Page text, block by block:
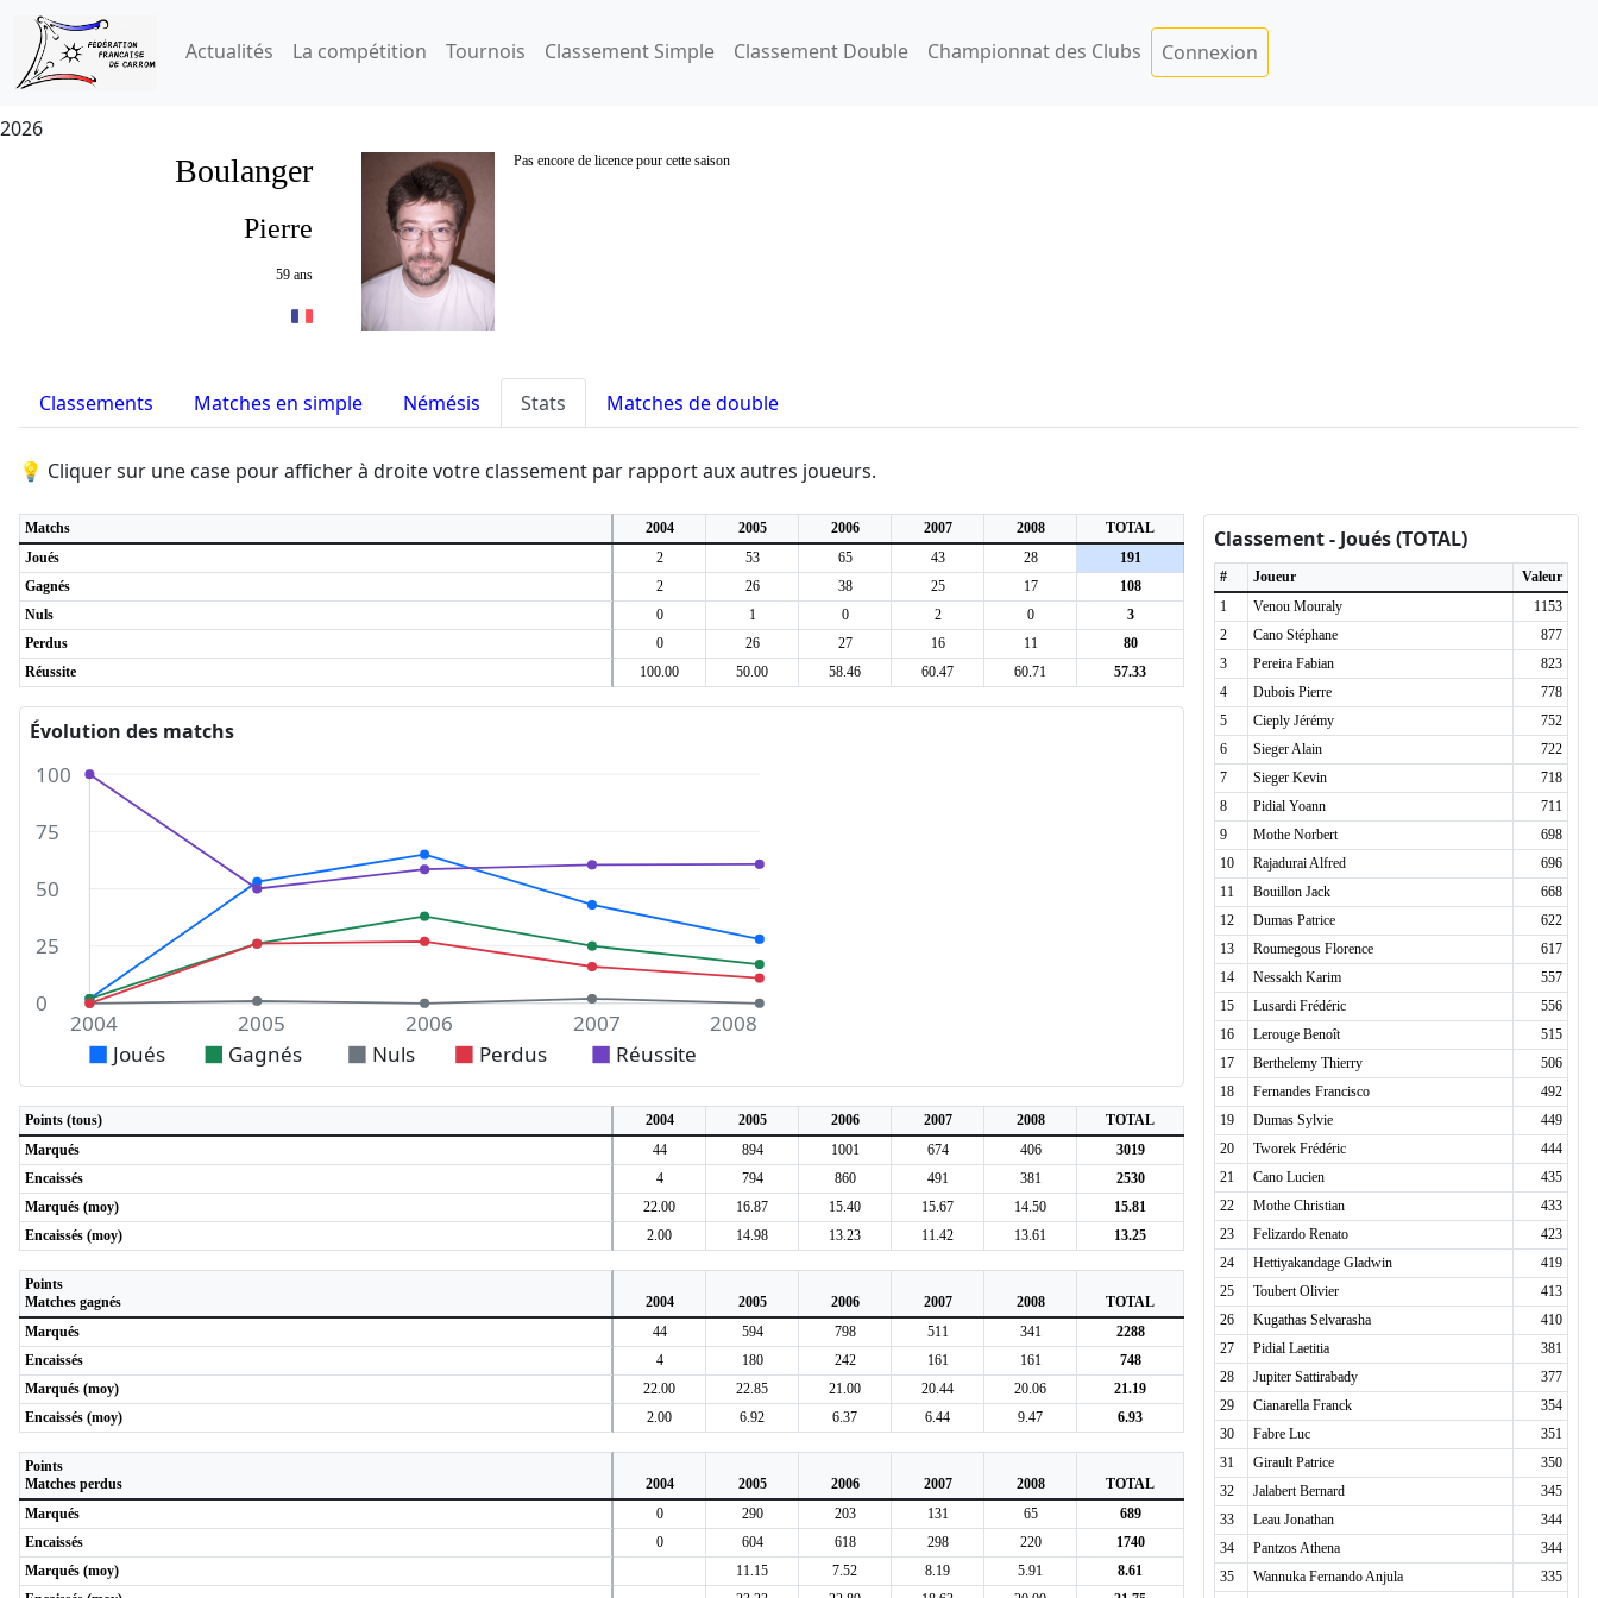
Actualités La compétition Tournois Classement Simple Classement Double Championnat des Clubs Connexion
2026
Boulanger Pas encore de licence pour cette saison
Pierre
59 ans
Classements Matches en simple Némésis Stats Matches de double
💡 Cliquer sur une case pour afficher à droite votre classement par rapport aux autres joueurs.
Matchs 2004 2005 2006 2007 2008
TOTAL
Joués
2 53 65 43 28
191
Gagnés
2 26 38 25 17
108
Nuls
0 1 0 2 0
3
Perdus
0 26 27 16 11
80
Réussite
100.00 50.00 58.46 60.47 60.71 57.33
Évolution des matchs
100
75
50
25
0
2004 2005 2006 2007 2008
Joués Gagnés Nuls Perdus Réussite
Points (tous) 2004 2005 2006 2007 2008
TOTAL
Marqués
44 894 1001 674 406
3019
Encaissés
4 794 860 491 381
2530
Marqués (moy)
22.00 16.87 15.40 15.67 14.50
15.81
Encaissés (moy)
2.00 14.98 13.23 11.42 13.61 13.25
Points
Matches gagnés
2004 2005 2006 2007 2008
TOTAL
Marqués
44 594 798 511 341
2288
Encaissés
4 180 242 161 161
748
Marqués (moy)
22.00 22.85 21.00 20.44 20.06
21.19
Encaissés (moy)
2.00 6.92 6.37 6.44 9.47 6.93
Points
Matches perdus
2004 2005 2006 2007 2008
TOTAL
Marqués
0 290 203 131 65
689
Encaissés
0 604 618 298 220
1740
Marqués (moy)
11.15 7.52 8.19 5.91
8.61
Classement - Joués (TOTAL)
# Joueur
Valeur
1
Venou Mouraly
1153
2
Cano Stéphane
877
3
Pereira Fabian
823
4
Dubois Pierre
778
5
Cieply Jérémy
752
6
Sieger Alain
722
7
Sieger Kevin
718
8
Pidial Yoann
711
9
Mothe Norbert
698
10
Rajadurai Alfred
696
11
Bouillon Jack
668
12
Dumas Patrice
622
13
Roumegous Florence
617
14
Nessakh Karim
557
15
Lusardi Frédéric
556
16
Lerouge Benoît
515
17
Berthelemy Thierry
506
18
Fernandes Francisco
492
19
Dumas Sylvie
449
20
Tworek Frédéric
444
21
Cano Lucien
435
22
Mothe Christian
433
23
Felizardo Renato
423
24
Hettiyakandage Gladwin
419
25
Toubert Olivier
413
26
Kugathas Selvarasha
410
27
Pidial Laetitia
381
28
Jupiter Sattirabady
377
29
Cianarella Franck
354
30
Fabre Luc
351
31
Girault Patrice
350
32
Jalabert Bernard
345
33
Leau Jonathan
344
34
Pantzos Athena
344
35
Wannuka Fernando Anjula
335